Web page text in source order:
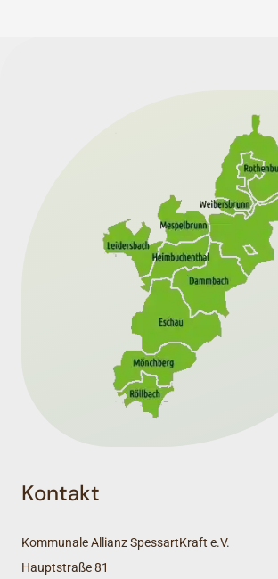
Kontakt
Kommunale Allianz SpessartKraft e.V.
Hauptstraße 81